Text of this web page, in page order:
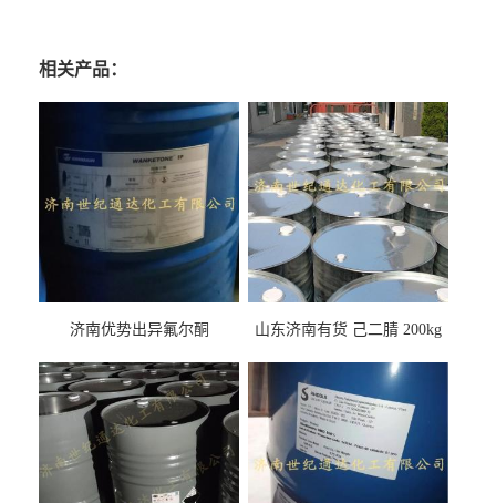
相关产品：
济南优势出异氟尔酮
山东济南有货 己二腈 200kg